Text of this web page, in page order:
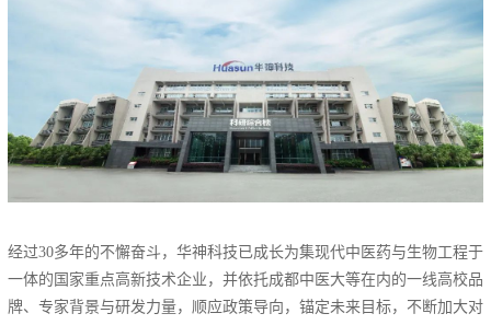
经过30多年的不懈奋斗，华神科技已成长为集现代中医药与生物工程于
一体的国家重点高新技术企业，并依托成都中医大等在内的一线高校品
牌、专家背景与研发力量，顺应政策导向，锚定未来目标，不断加大对